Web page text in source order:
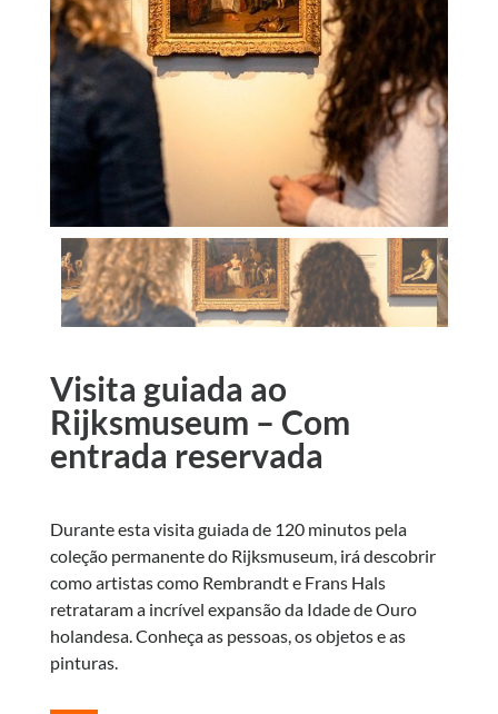
Visita guiada ao
Rijksmuseum – Com
entrada reservada
Durante esta visita guiada de 120 minutos pela
coleção permanente do Rijksmuseum, irá descobrir
como artistas como Rembrandt e Frans Hals
retrataram a incrível expansão da Idade de Ouro
holandesa. Conheça as pessoas, os objetos e as
pinturas.